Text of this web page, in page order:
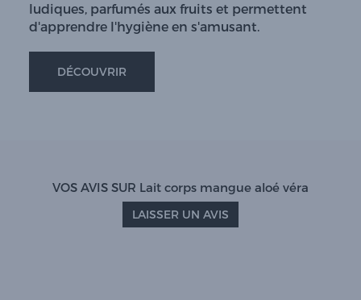
ludiques, parfumés aux fruits et permettent
d'apprendre l'hygiène en s'amusant.
DÉCOUVRIR
VOS AVIS SUR Lait corps mangue aloé véra
LAISSER UN AVIS